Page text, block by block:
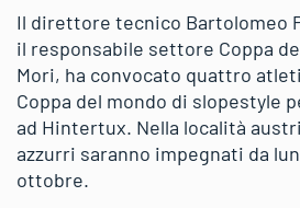
Il direttore tecnico Bartolomeo
il responsabile settore Coppa
Mori, ha convocato quattro
Coppa del mondo di slopestyle
ad Hintertux. Nella località
azzurri saranno impegnati da
ottobre.